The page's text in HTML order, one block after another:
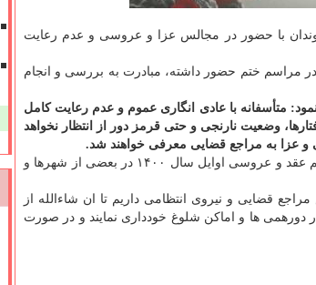
با حضور در مجالس عزا و عروسی و عدم رعایت
مراسم ختم حضور داشته، مبادرت به بررسی و انجام
متأسفانه با عادی انگاری عموم و عدم رعایت کامل
وضعیت نارنجی و حتی قرمز دور از انتظار نخواهد
و عزا به مراجع قضایی معرفی خواهند شد.
این مقام مسئول افزود: گزارش هایی در خصوص دعوتی های ۵۰۰ الی ۱۰۰۰ نفری مراسم عقد و عروسی اوایل سال ۱۴۰۰ در بعضی از شهرها و
قضایی و نیروی انتظامی داریم تا ان شاءالله از
ها و اماکن شلوغ خودداری نمایند و در صورت